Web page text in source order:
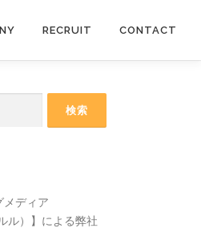
RECRUIT CONTACT
メディア
ル）】による弊社